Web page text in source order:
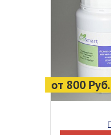
от 800 Руб.